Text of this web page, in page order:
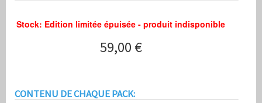
Stock: Edition limitée épuisée - produit indisponible
59,00 €
CONTENU DE CHAQUE PACK: